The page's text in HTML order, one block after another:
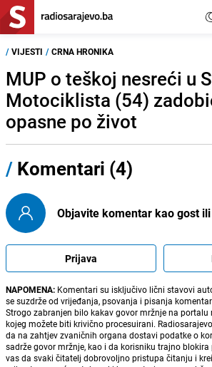
/ VIJESTI / CRNA HRONIKA
MUP o teškoj nesreći u
Motociklista (54)
opasne po život
/ Komentari (4)
Objavite komentar kao gost
Prijava
NAPOMENA: Komentari su isključivo lični stavovi
se suzdrže od vrijeđanja, psovanja i pisanja
Strogo zabranjen bilo kakav govor mržnje na portalu
kojeg možete biti krivično procesuirani.
da na zahtjev zvaničnih organa dostavi podatke o
sadrže govor mržnje, kao i da korisniku trajno
vas da svaki čitatelj dobrovoljno pristupa čitanju i